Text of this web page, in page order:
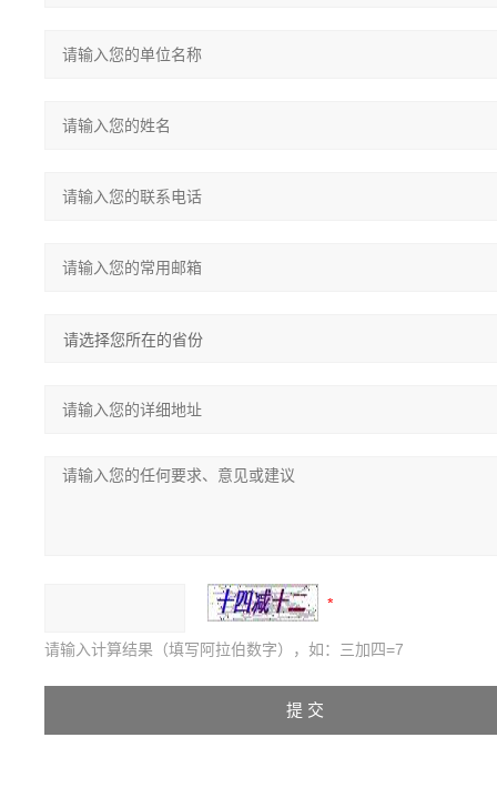
请输入计算结果（填写阿拉伯数字），如：三加四=7